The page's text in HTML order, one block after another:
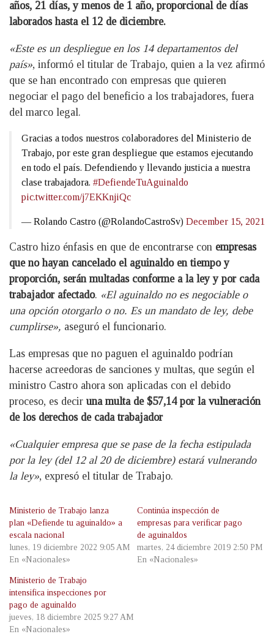
años, 21 días, y menos de 1 año, proporcional de días
laborados hasta el 12 de diciembre.
«Este es un despliegue en los 14 departamentos del
país», informó el titular de Trabajo, quien a la vez afirmó
que se han encontrado con empresas que quieren
negociar el pago del beneficio a los trabajadores, fuera
del marco legal.
Gracias a todos nuestros colaboradores del Ministerio de
Trabajo, por este gran despliegue que estamos ejecutando
en todo el país. Defendiendo y llevando justicia a nuestra
clase trabajadora. #DefiendeTuAguinaldo
pic.twitter.com/j7EKKnjiQc
— Rolando Castro (@RolandoCastroSv) December 15, 2021
Castro hizo énfasis en que de encontrarse con empresas
que no hayan cancelado el aguinaldo en tiempo y
proporción, serán multadas conforme a la ley y por cada
trabajador afectado. «El aguinaldo no es negociable o
una opción otorgarlo o no. Es un mandato de ley, debe
cumplirse», aseguró el funcionario.
Las empresas que no paguen el aguinaldo podrían
hacerse acreedoras de sanciones y multas, que según el
ministro Castro ahora son aplicadas con el debido
proceso, es decir una multa de $57,14 por la vulneración
de los derechos de cada trabajador
«Cualquier empresa que se pase de la fecha estipulada
por la ley (del 12 al 20 de diciembre) estará vulnerando
la ley», expresó el titular de Trabajo.
Ministerio de Trabajo lanza
plan «Defiende tu aguinaldo» a
escala nacional
lunes, 19 diciembre 2022 9:05 AM
En «Nacionales»
Continúa inspección de
empresas para verificar pago
de aguinaldos
martes, 24 diciembre 2019 2:50 PM
En «Nacionales»
Ministerio de Trabajo
intensifica inspecciones por
pago de aguinaldo
jueves, 18 diciembre 2025 9:27 AM
En «Nacionales»